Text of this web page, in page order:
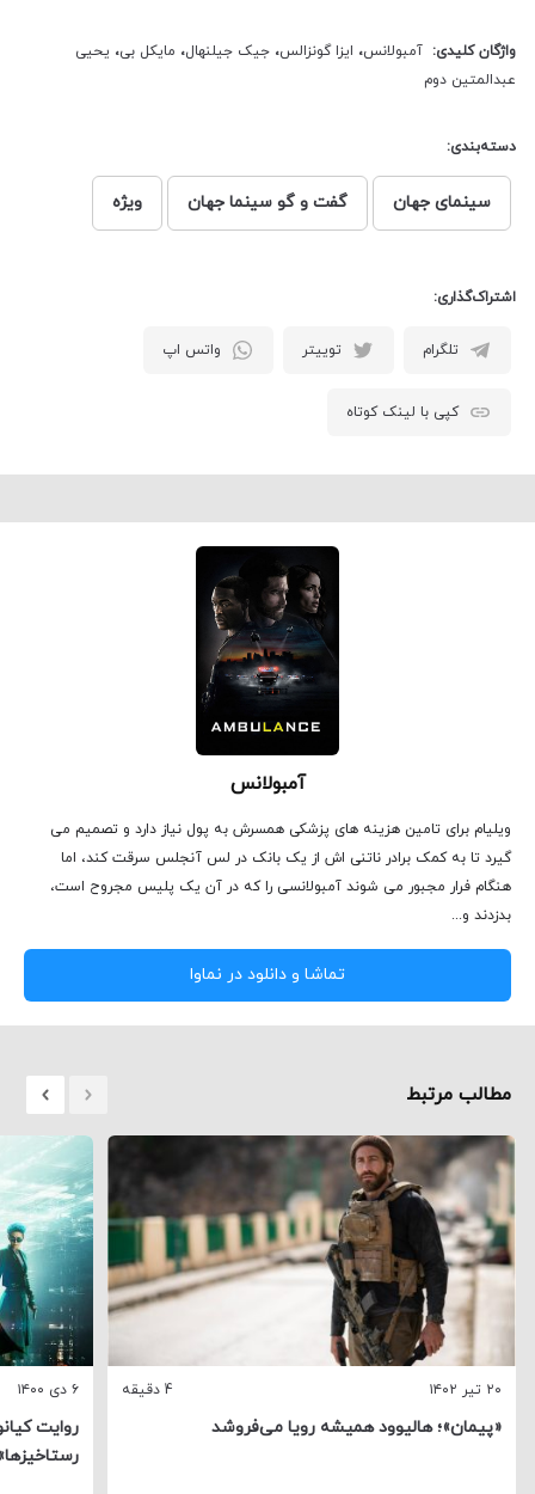
واژگان کلیدی: آمبولانس، ایزا گونزالس، جیک جیلنهال، مایکل بی، یحیی
عبدالمتین دوم
دسته‌بندی:
سینمای جهان گفت و گو سینما جهان ویژه
اشتراک‌گذاری:
تلگرام توییتر واتس اپ
کپی با لینک کوتاه
آمبولانس
ویلیام برای تامین هزینه های پزشکی همسرش به پول نیاز دارد و تصمیم می
گیرد تا به کمک برادر ناتنی اش از یک بانک در لس آنجلس سرقت کند، اما
هنگام فرار مجبور می شوند آمبولانسی را که در آن یک پلیس مجروح است،
بدزدند و...
تماشا و دانلود در نماوا
مطالب مرتبط
۲۰ تیر ۱۴۰۲ 4 دقیقه
«پیمان»؛ هالیوود همیشه رویا می‌فروشد
۶ دی ۱۴۰۰